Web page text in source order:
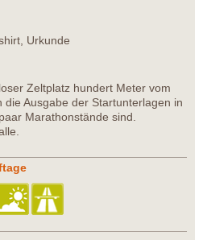
Urkunde
Zeltplatz hundert Meter vom
die Ausgabe der Startunterlagen in
Marathonstände sind.